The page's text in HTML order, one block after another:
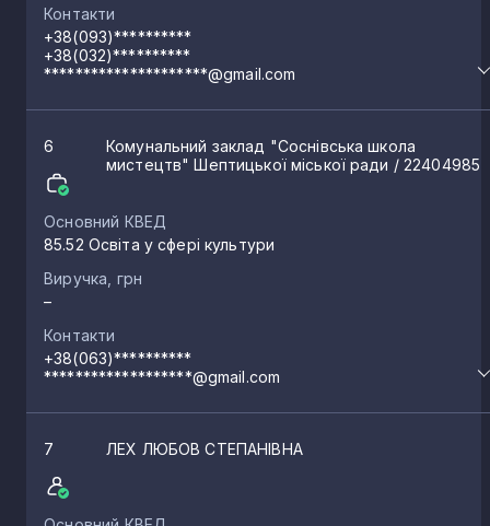
Контакти
+38(093)**********
+38(032)**********
*********************@gmail.com
6
Комунальний заклад "Соснівська школа
мистецтв" Шептицької міської ради / 22404985
Основний КВЕД
85.52 Освіта у сфері культури
Виручка, грн
–
Контакти
+38(063)**********
*******************@gmail.com
7 ЛЕХ ЛЮБОВ СТЕПАНІВНА